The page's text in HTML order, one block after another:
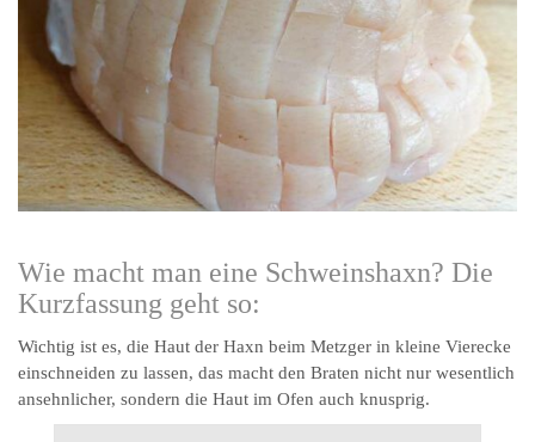
Wie macht man eine Schweinshaxn? Die
Kurzfassung geht so:
Wichtig ist es, die Haut der Haxn beim Metzger in kleine Vierecke
einschneiden zu lassen, das macht den Braten nicht nur wesentlich
ansehnlicher, sondern die Haut im Ofen auch knusprig.